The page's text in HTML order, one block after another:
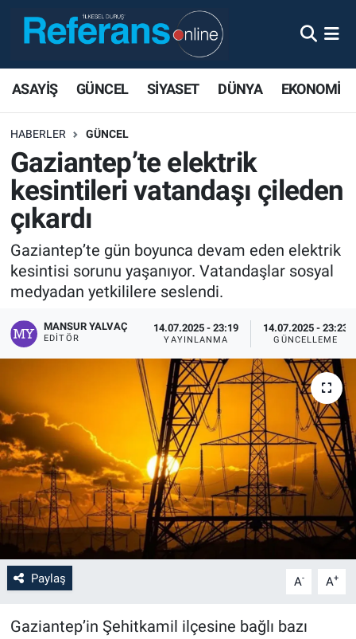
ASAYİŞ GÜNCEL SİYASET DÜNYA EKONOMİ
HABERLER GÜNCEL
Gaziantep’te elektrik
kesintileri vatandaşı çileden
çıkardı
Gaziantep’te gün boyunca devam eden elektrik
kesintisi sorunu yaşanıyor. Vatandaşlar sosyal
medyadan yetkililere seslendi.
MANSUR YALVAÇ
EDITÖR
14.07.2025 - 23:19
YAYINLANMA
14.07.2025 - 23:23
GÜNCELLEME
Paylaş A- A+
Gaziantep’in Şehitkamil ilçesine bağlı bazı